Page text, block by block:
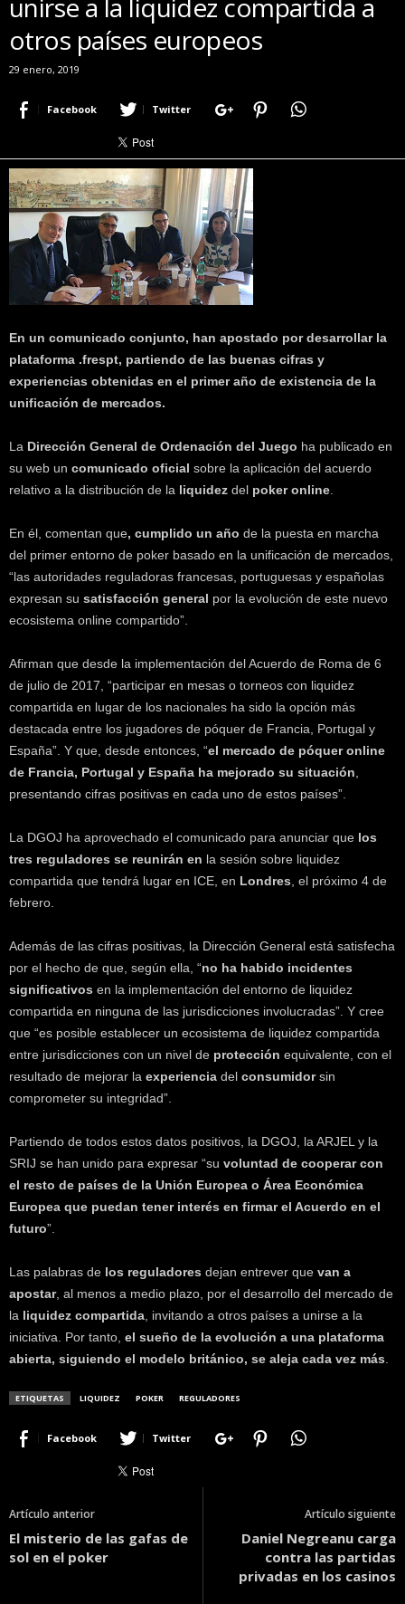
unirse a la liquidez compartida a
otros países europeos
29 enero, 2019
Facebook Twitter
En un comunicado conjunto, han apostado por desarrollar la
plataforma .frespt, partiendo de las buenas cifras y
experiencias obtenidas en el primer año de existencia de la
unificación de mercados.
La Dirección General de Ordenación del Juego ha publicado en
su web un comunicado oficial sobre la aplicación del acuerdo
relativo a la distribución de la liquidez del poker online
En él, comentan que, cumplido un año de la puesta en marcha
del primer entorno de poker basado en la unificación de mercados,
“las autoridades reguladoras francesas, portuguesas y españolas
expresan su satisfacción general por la evolución de este nuevo
ecosistema online compartido”.
Afirman que desde la implementación del Acuerdo de Roma de 6
de julio de 2017, “participar en mesas o torneos con liquidez
compartida en lugar de los nacionales ha sido la opción más
destacada entre los jugadores de póquer de Francia, Portugal y
España”. Y que, desde entonces, “el mercado de póquer online
de Francia, Portugal y España ha mejorado su situación
presentando cifras positivas en cada uno de estos países”.
La DGOJ ha aprovechado el comunicado para anunciar que los
tres reguladores se reunirán en la sesión sobre liquidez
compartida que tendrá lugar en ICE, en Londres , el próximo 4 de
febrero.
Además de las cifras positivas, la Dirección General está satisfecha
por el hecho de que, según ella, “no ha habido incidentes
significativos en la implementación del entorno de liquidez
compartida en ninguna de las jurisdicciones involucradas”. Y cree
que “es posible establecer un ecosistema de liquidez compartida
entre jurisdicciones con un nivel de protección equivalente, con el
resultado de mejorar la experiencia del consumidorsin
comprometer su integridad”.
Partiendo de todos estos datos positivos, la DGOJ, la ARJEL y la
SRIJ se han unido para expresar “su voluntad de cooperar con
el resto de países de la Unión Europea o Área Económica
Europea que puedan tener interés en firmar el Acuerdo en el
futuro”.
Las palabras de los reguladores dejan entrever que van a
apostar, al menos a medio plazo, por el desarrollo del mercado de
la liquidez compartida , invitando a otros países a unirse a la
iniciativa. Por tanto, el sueño de la evolución a una plataforma
abierta, siguiendo el modelo británico, se aleja cada vez más
ETIQUETAS LIQUIDEZ POKER REGULADORES
Facebook Twitter
Artículo anterior
El misterio de las gafas de
sol en el poker
Artículo siguiente
Daniel Negreanu carga
contra las partidas
privadas en los casinos